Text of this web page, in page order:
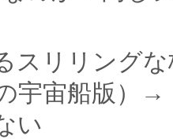
スリリング
宇宙船版）→
い